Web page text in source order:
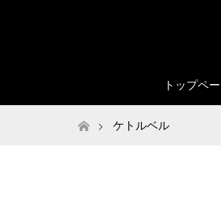
トップペ
ホームケトルベル